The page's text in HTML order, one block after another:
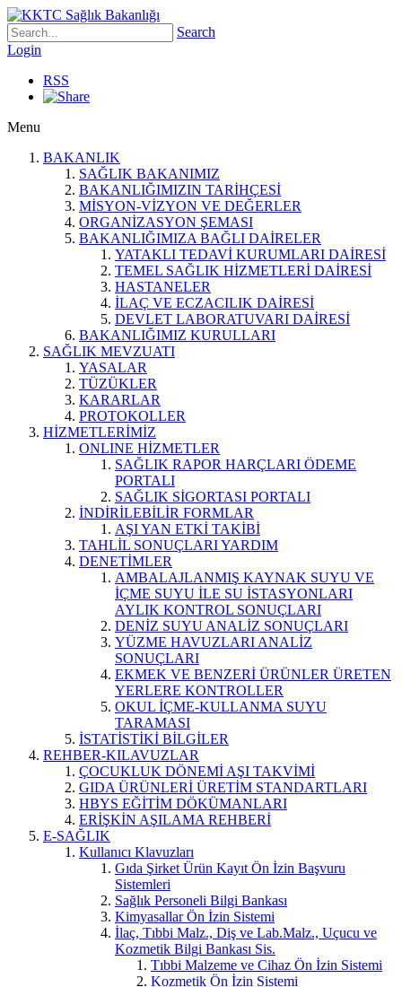
Search
Login
RSS
Menu
BAKANLIK
SAĞLIK BAKANIMIZ
BAKANLIĞIMIZIN TARİHÇESİ
MİSYON-VİZYON VE DEĞERLER
ORGANİZASYON ŞEMASI
BAKANLIĞIMIZA BAĞLI DAİRELER
YATAKLI TEDAVİ KURUMLARI DAİRESİ
TEMEL SAĞLIK HİZMETLERİ DAİRESİ
HASTANELER
İLAÇ VE ECZACILIK DAİRESİ
DEVLET LABORATUVARI DAİRESİ
BAKANLIĞIMIZ KURULLARI
SAĞLIK MEVZUATI
YASALAR
TÜZÜKLER
KARARLAR
PROTOKOLLER
HİZMETLERİMİZ
ONLINE HİZMETLER
SAĞLIK RAPOR HARÇLARI ÖDEME
PORTALI
SAĞLIK SİGORTASI PORTALI
İNDİRİLEBİLİR FORMLAR
AŞI YAN ETKİ TAKİBİ
TAHLİL SONUÇLARI YARDIM
DENETİMLER
AMBALAJLANMIŞ KAYNAK SUYU VE
İÇME SUYU İLE SU İSTASYONLARI
AYLIK KONTROL SONUÇLARI
DENİZ SUYU ANALİZ SONUÇLARI
YÜZME HAVUZLARI ANALİZ
SONUÇLARI
EKMEK VE BENZERİ ÜRÜNLER ÜRETEN
YERLERE KONTROLLER
OKUL İÇME-KULLANMA SUYU
TARAMASI
İSTATİSTİKİ BİLGİLER
REHBER-KILAVUZLAR
ÇOCUKLUK DÖNEMİ AŞI TAKVİMİ
GIDA ÜRÜNLERİ ÜRETİM STANDARTLARI
HBYS EĞİTİM DÖKÜMANLARI
ERİŞKİN AŞILAMA REHBERİ
E-SAĞLIK
Kullanıcı Klavuzları
Gıda Şirket Ürün Kayıt Ön İzin Başvuru
Sistemleri
Sağlık Personeli Bilgi Bankası
Kimyasallar Ön İzin Sistemi
İlaç, Tıbbi Malz., Diş ve Lab.Malz., Uçucu ve
Kozmetik Bilgi Bankası Sis.
Tıbbi Malzeme ve Cihaz Ön İzin Sistemi
Kozmetik Ön İzin Sistemi